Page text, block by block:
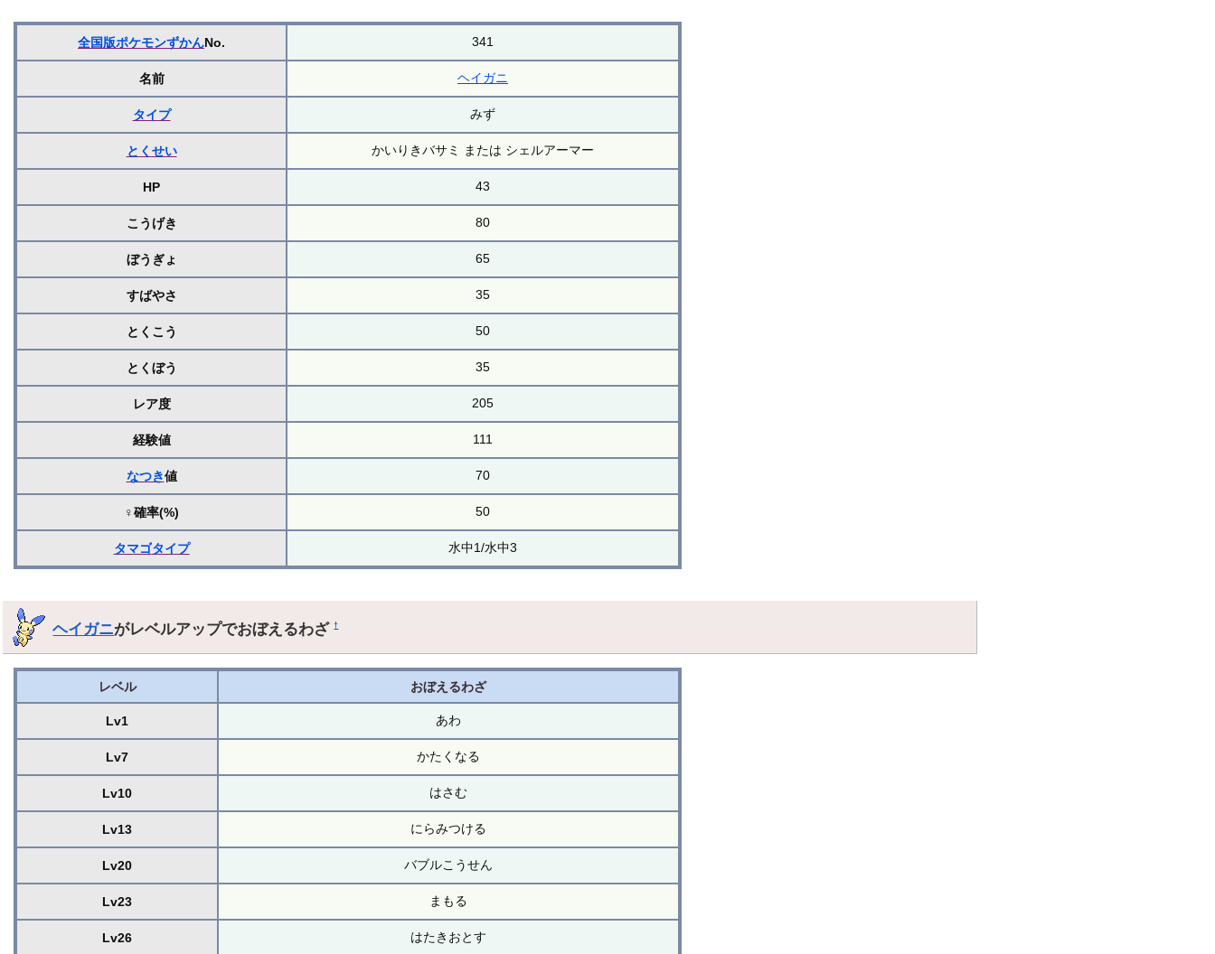
全国版ポケモンずかんNo. 341
名前 ヘイガニ
タイプ みず
とくせい かいりきバサミ または シェルアーマー
HP 43
こうげき 80
ぼうぎょ 65
すばやさ 35
とくこう 50
とくぼう 35
レア度 205
経験値 111
なつき値 70
♀確率(%) 50
タマゴタイプ 水中1/水中3
ヘイガニがレベルアップでおぼえるわざ†
レベル おぼえるわざ
Lv1 あわ
Lv7 かたくなる
Lv10 はさむ
Lv13 にらみつける
Lv20 バブルこうせん
Lv23 まもる
Lv26 はたきおとす